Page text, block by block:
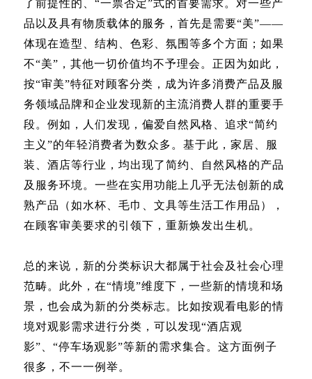
了前提性的、“一票否定”式的首要需求。对一些产
品以及具有物质载体的服务，首先是需要“美”——
体现在造型、结构、色彩、氛围等多个方面；如果
不“美”，其他一切价值均不予理会。正因为如此，
按“审美”特征对顾客分类，成为许多消费产品及服
务领域品牌和企业发现新的主流消费人群的重要手
段。例如，人们发现，偏爱自然风格、追求“简约
主义”的年轻消费者为数众多。基于此，家居、服
装、酒店等行业，均出现了简约、自然风格的产品
及服务环境。一些在实用功能上几乎无法创新的成
熟产品（如水杯、毛巾、文具等生活工作用品），
在顾客审美要求的引领下，重新焕发出生机。
总的来说，新的分类标识大都属于社会及社会心理
范畴。此外，在“情境”维度下，一些新的情境和场
景，也会成为新的分类标志。比如按观看电影的情
境对观影需求进行分类，可以发现“酒店观
影”、“停车场观影”等新的需求集合。这方面例子
很多，不一一例举。